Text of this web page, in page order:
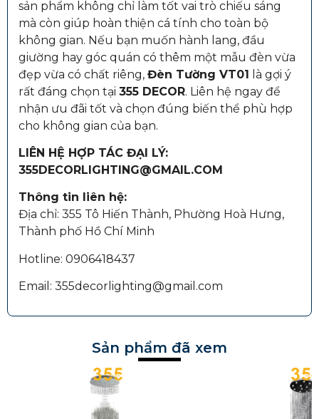
sản phẩm không chỉ làm tốt vai trò chiếu sáng
mà còn giúp hoàn thiện cá tính cho toàn bộ
không gian. Nếu bạn muốn hành lang, đầu
giường hay góc quán có thêm một mẫu đèn vừa
đẹp vừa có chất riêng, Đèn Tường VT01 là gợi ý
rất đáng chọn tại 355 DECOR. Liên hệ ngay để
nhận ưu đãi tốt và chọn đúng biến thể phù hợp
cho không gian của bạn.
LIÊN HỆ HỢP TÁC ĐẠI LÝ:
355DECORLIGHTING@GMAIL.COM
Thông tin liên hệ:
Địa chỉ: 355 Tô Hiến Thành, Phường Hoà Hưng,
Thành phố Hồ Chí Minh
Hotline: 0906418437
Email: 355decorlighting@gmail.com
Sản phẩm đã xem